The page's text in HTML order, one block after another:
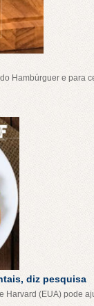
Hambúrguer e para
diz pesquisa
(EUA) pode